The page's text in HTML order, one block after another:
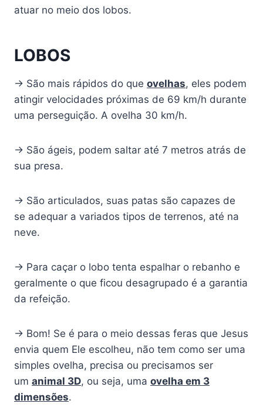
atuar no meio dos lobos.
LOBOS
→ São mais rápidos do que ovelhas, eles podem
atingir velocidades próximas de 69 km/h durante
uma perseguição. A ovelha 30 km/h.
→ São ágeis, podem saltar até 7 metros atrás de
sua presa.
→ São articulados, suas patas são capazes de
se adequar a variados tipos de terrenos, até na
neve.
→ Para caçar o lobo tenta espalhar o rebanho e
geralmente o que ficou desagrupado é a garantia
da refeição.
→ Bom! Se é para o meio dessas feras que Jesus
envia quem Ele escolheu, não tem como ser uma
simples ovelha, precisa ou precisamos ser
um animal 3D, ou seja, uma ovelha em 3
dimensões.